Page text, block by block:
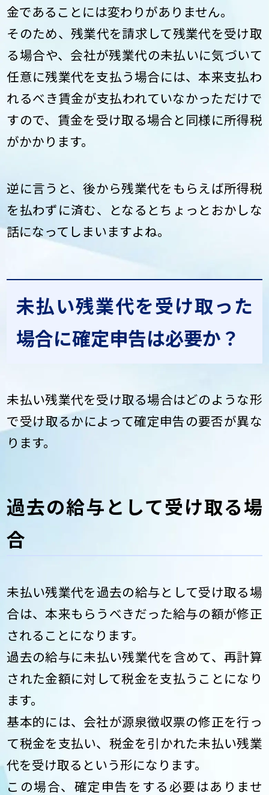
金であることには変わりがありません。
そのため、残業代を請求して残業代を受け取
る場合や、会社が残業代の未払いに気づいて
任意に残業代を支払う場合には、本来支払わ
れるべき賃金が支払われていなかっただけで
すので、賃金を受け取る場合と同様に所得税
がかかります。
逆に言うと、後から残業代をもらえば所得税
を払わずに済む、となるとちょっとおかしな
話になってしまいますよね。
未払い残業代を受け取った
場合に確定申告は必要か？
未払い残業代を受け取る場合はどのような形
で受け取るかによって確定申告の要否が異な
ります。
過去の給与として受け取る場
合
未払い残業代を過去の給与として受け取る場
合は、本来もらうべきだった給与の額が修正
されることになります。
過去の給与に未払い残業代を含めて、再計算
された金額に対して税金を支払うことになり
ます。
基本的には、会社が源泉徴収票の修正を行っ
て税金を支払い、税金を引かれた未払い残業
代を受け取るという形になります。
この場合、確定申告をする必要はありませ